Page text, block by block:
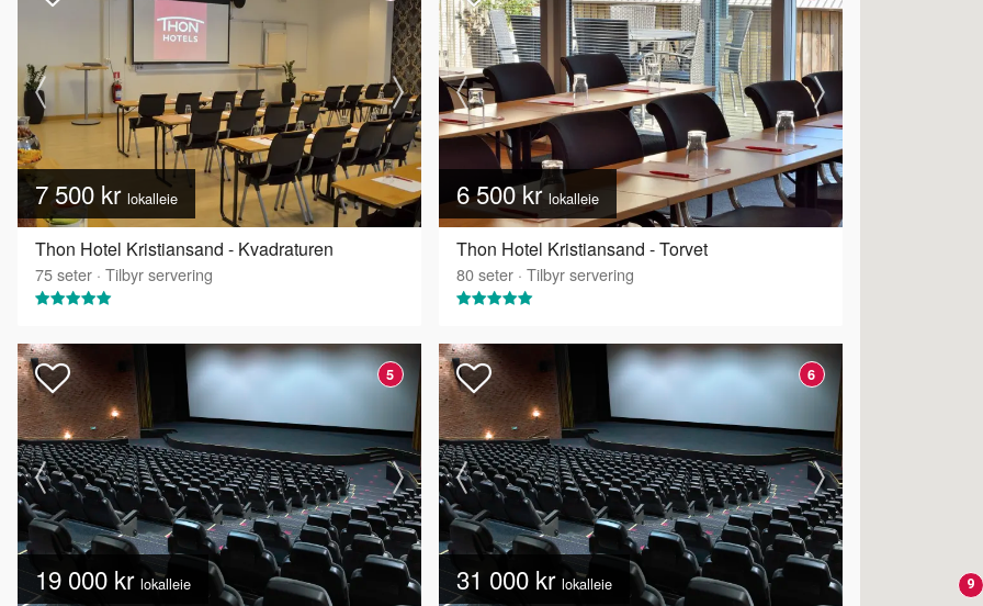
7 500 kr lokalleie
Thon Hotel Kristiansand - Kvadraturen
75seter · Tilbyr servering
6 500 krlokalleie
Thon Hotel Kristiansand - Torvet
80seter · Tilbyr servering
5
19 000 kr lokalleie
6
31 000 kr lokalleie 9